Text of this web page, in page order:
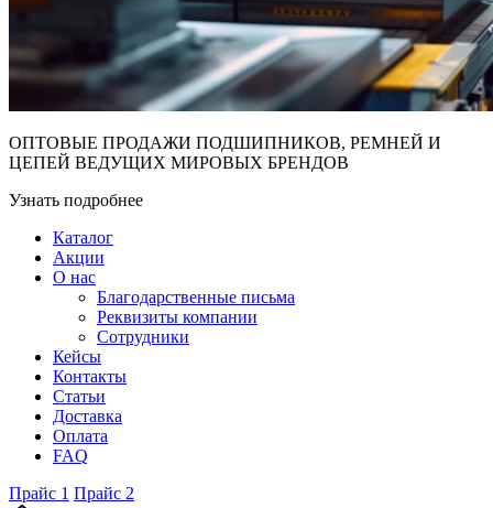
ОПТОВЫЕ ПРОДАЖИ ПОДШИПНИКОВ, РЕМНЕЙ И
ЦЕПЕЙ ВЕДУЩИХ МИРОВЫХ БРЕНДОВ
Узнать подробнее
Каталог
Акции
О нас
Благодарственные письма
Реквизиты компании
Сотрудники
Кейсы
Контакты
Статьи
Доставка
Оплата
FAQ
Прайс 1 Прайс 2